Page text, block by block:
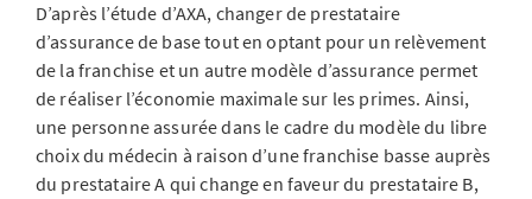
D’après l’étude d’AXA, changer de prestataire
d’assurance de base tout en optant pour un relèvement
de la franchise et un autre modèle d’assurance permet
de réaliser l’économie maximale sur les primes. Ainsi,
une personne assurée dans le cadre du modèle du libre
choix du médecin à raison d’une franchise basse auprès
du prestataire A qui change en faveur du prestataire B,